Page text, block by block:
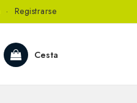
· Registrarse
Cesta